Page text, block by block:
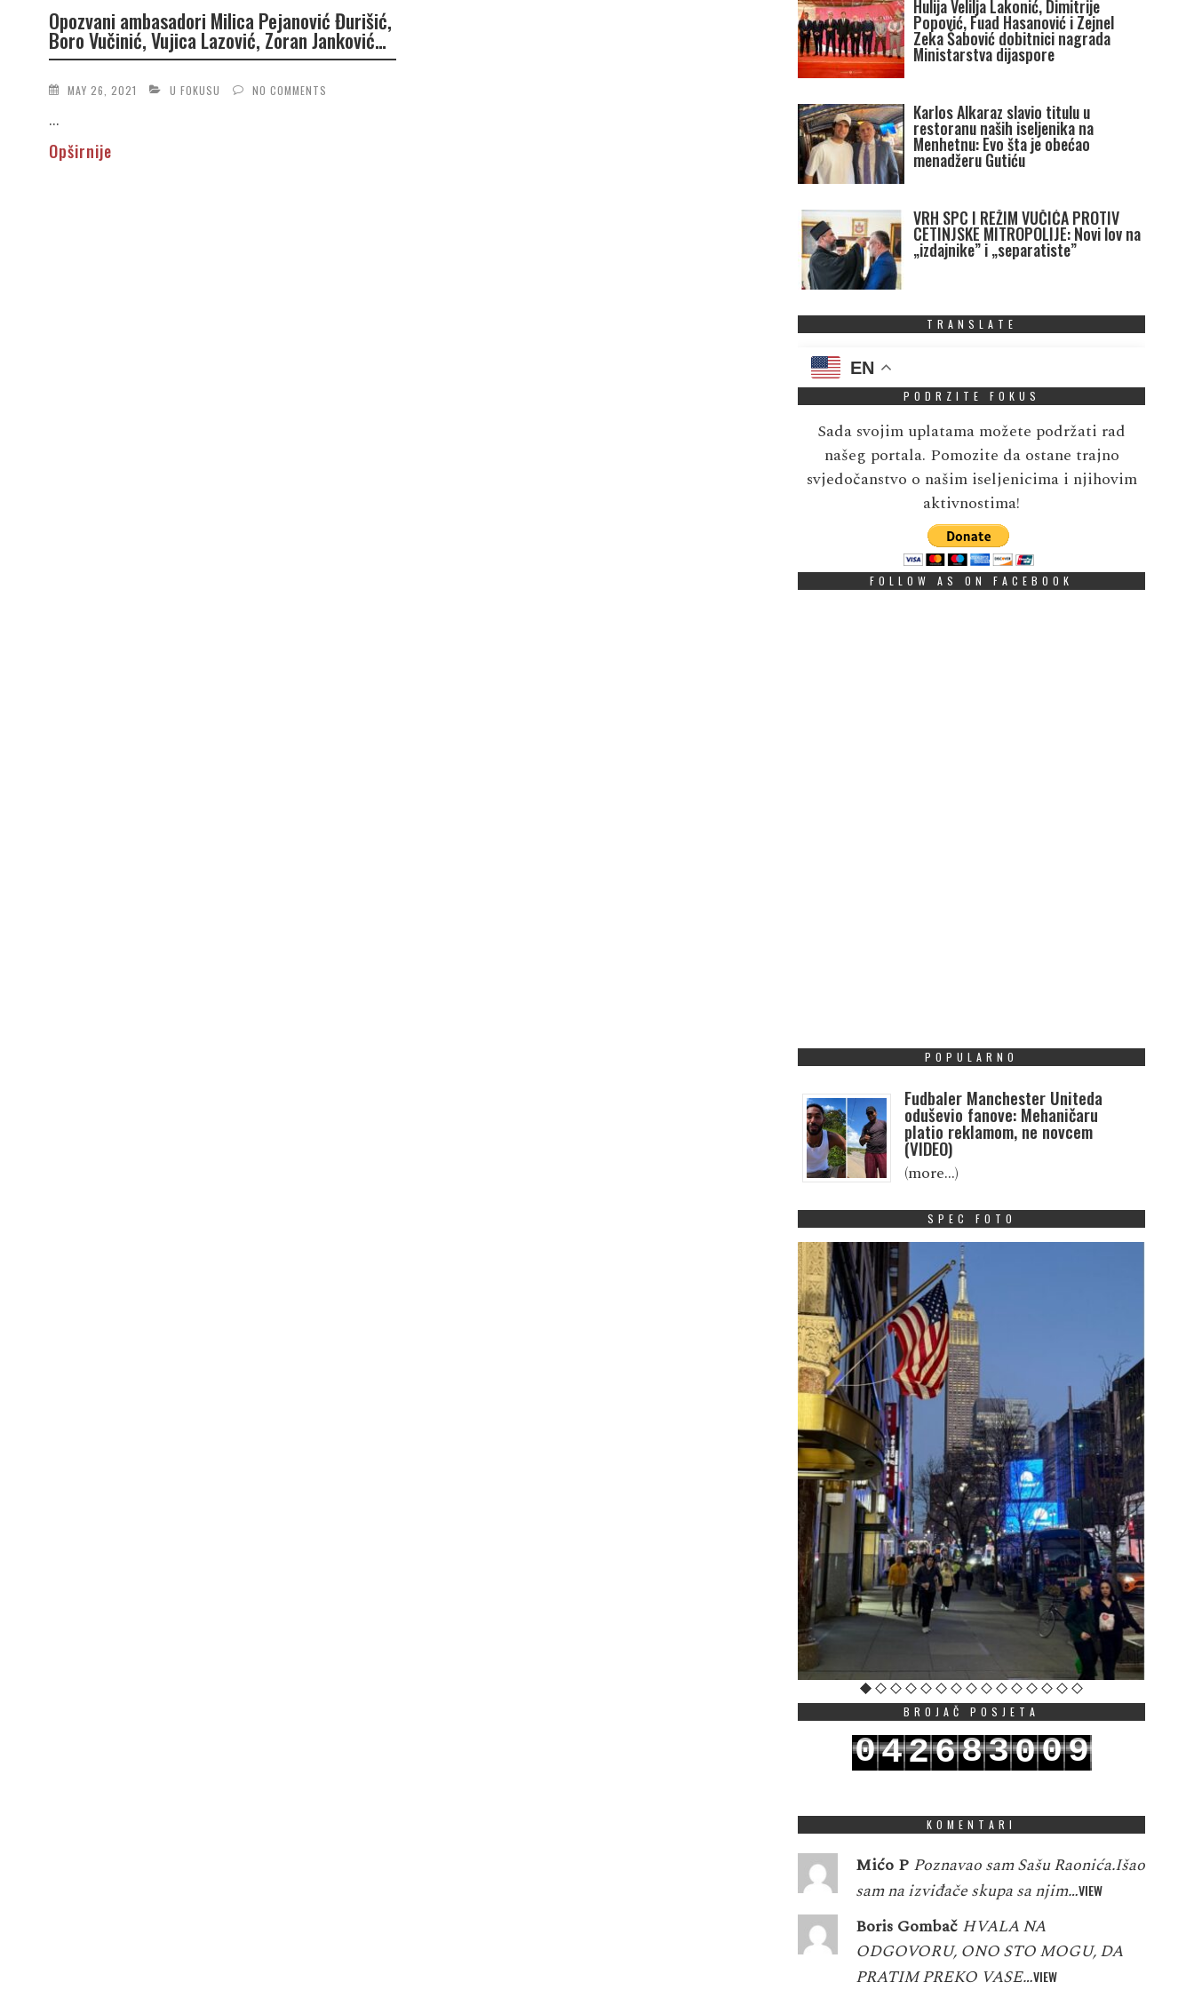
Opozvani ambasadori Milica Pejanović Đurišić,
Boro Vučinić, Vujica Lazović, Zoran Janković…
MAY 26, 2021 U FOKUSU NO COMMENTS
...
Opširnije
Hulija Velilja Lakonić, Dimitrije
Popović, Fuad Hasanović i Zejnel
Zeka Šabović dobitnici nagrada
Ministarstva dijaspore
Karlos Alkaraz slavio titulu u
restoranu naših iseljenika na
Menhetnu: Evo šta je obećao
menadžeru Gutiću
VRH SPC I REŽIM VUČIĆA PROTIV
CETINJSKE MITROPOLIJE: Novi lov na
„izdajnike” i „separatiste”
TRANSLATE
EN
PODRZITE FOKUS
Sada svojim uplatama možete podržati rad
našeg portala. Pomozite da ostane trajno
svjedočanstvo o našim iseljenicima i njihovim
aktivnostima!
FOLLOW AS ON FACEBOOK
POPULARNO
Fudbaler Manchester Uniteda
oduševio fanove: Mehaničaru
platio reklamom, ne novcem
(VIDEO)
(more…)
SPEC FOTO
BROJAČ POSJETA
042683009
KOMENTARI
Mićo P Poznavao sam Sašu Raonića.Išao
sam na izviđače skupa sa njim…VIEW
Boris Gombač HVALA NA
ODGOVORU, ONO STO MOGU, DA
PRATIM PREKO VASE…VIEW